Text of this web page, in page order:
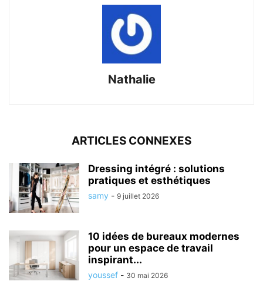
Nathalie
ARTICLES CONNEXES
Dressing intégré : solutions
pratiques et esthétiques
samy - 9 juillet 2026
10 idées de bureaux modernes
pour un espace de travail
inspirant...
youssef - 30 mai 2026